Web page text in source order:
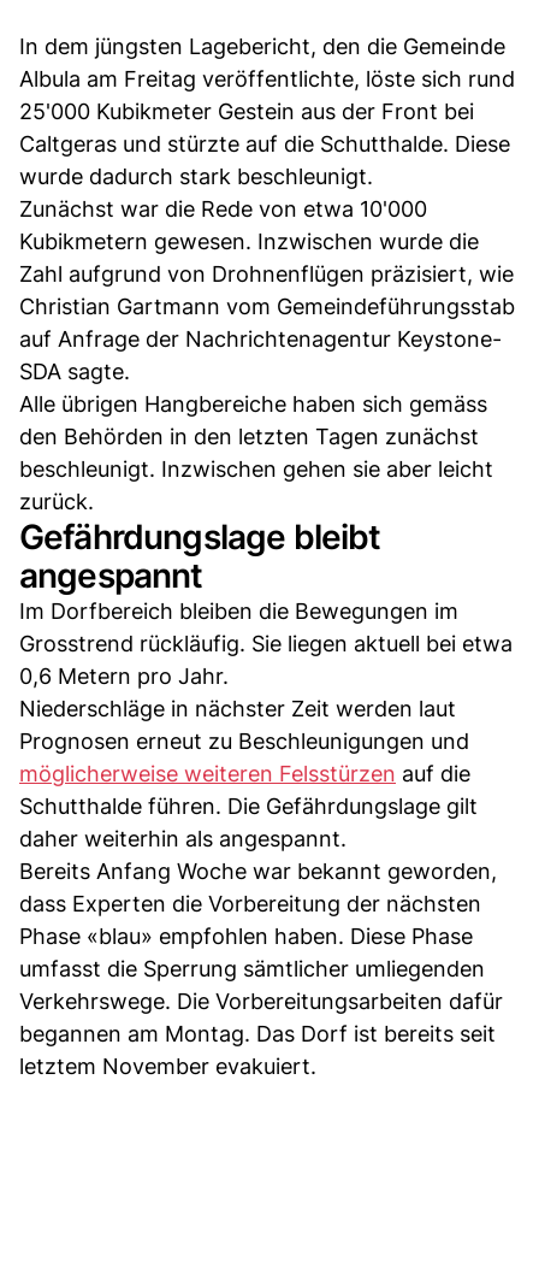
In dem jüngsten Lagebericht, den die Gemeinde
Albula am Freitag veröffentlichte, löste sich rund
25'000 Kubikmeter Gestein aus der Front bei
Caltgeras und stürzte auf die Schutthalde. Diese
wurde dadurch stark beschleunigt.
Zunächst war die Rede von etwa 10'000
Kubikmetern gewesen. Inzwischen wurde die
Zahl aufgrund von Drohnenflügen präzisiert, wie
Christian Gartmann vom Gemeindeführungsstab
auf Anfrage der Nachrichtenagentur Keystone-
SDA sagte.
Alle übrigen Hangbereiche haben sich gemäss
den Behörden in den letzten Tagen zunächst
beschleunigt. Inzwischen gehen sie aber leicht
zurück.
Gefährdungslage bleibt
angespannt
Im Dorfbereich bleiben die Bewegungen im
Grosstrend rückläufig. Sie liegen aktuell bei etwa
0,6 Metern pro Jahr.
Niederschläge in nächster Zeit werden laut
Prognosen erneut zu Beschleunigungen und
möglicherweise weiteren Felsstürzen auf die
Schutthalde führen. Die Gefährdungslage gilt
daher weiterhin als angespannt.
Bereits Anfang Woche war bekannt geworden,
dass Experten die Vorbereitung der nächsten
Phase «blau» empfohlen haben. Diese Phase
umfasst die Sperrung sämtlicher umliegenden
Verkehrswege. Die Vorbereitungsarbeiten dafür
begannen am Montag. Das Dorf ist bereits seit
letztem November evakuiert.